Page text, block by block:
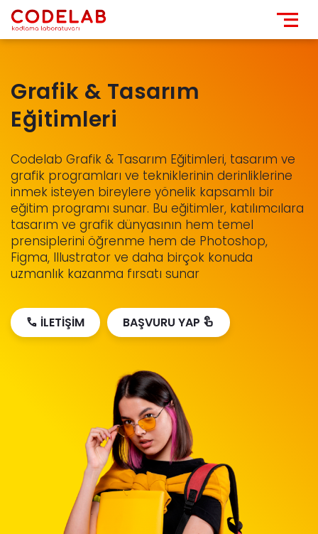

Grafik & Tasarım
Eğitimleri
Codelab Grafik & Tasarım Eğitimleri, tasarım ve
grafik programları ve tekniklerinin derinliklerine
inmek isteyen bireylere yönelik kapsamlı bir
eğitim programı sunar. Bu eğitimler, katılımcılara
tasarım ve grafik dünyasının hem temel
prensiplerini öğrenme hem de Photoshop,
Figma, Illustrator ve daha birçok konuda
uzmanlık kazanma fırsatı sunar
 İLETİŞİM BAŞVURU YAP 